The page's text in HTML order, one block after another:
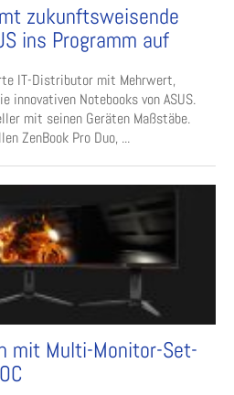
zukunftsweisende
ins Programm auf
IT-Distributor mit Mehrwert,
innovativen Notebooks von ASUS.
mit seinen Geräten Maßstäbe.
ZenBook Pro Duo, ...
mit Multi-Monitor-Set-